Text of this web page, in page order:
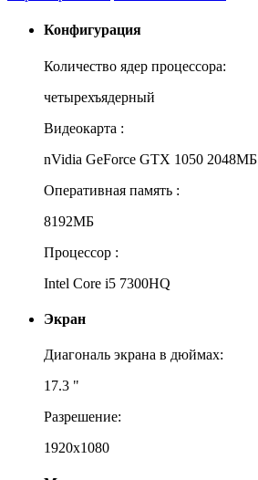
Конфигурация
Количество ядер процессора:
четырехъядерный
Видеокарта :
nVidia GeForce GTX 1050 2048МБ
Оперативная память :
8192МБ
Процессор :
Intel Core i5 7300HQ
Экран
Диагональ экрана в дюймах:
17.3 "
Разрешение:
1920x1080